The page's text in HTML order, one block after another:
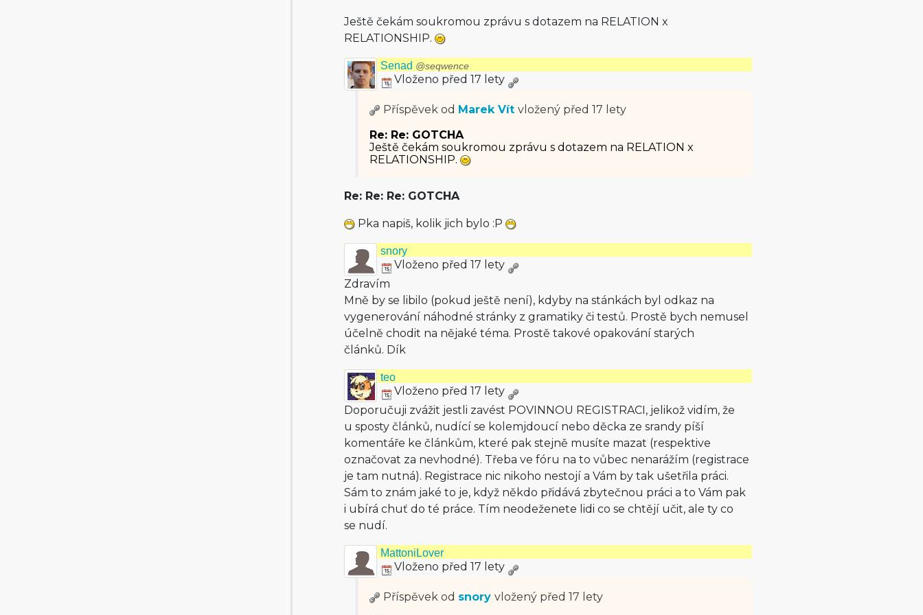
Ještě čekám soukromou zprávu s dotazem na RELATION x
RELATIONSHIP.
Senad @seqwence
Vloženo před 17 lety
Příspěvek od Marek Vít vložený před 17 lety
Re: Re: GOTCHA
Ještě čekám soukromou zprávu s dotazem na RELATION x
RELATIONSHIP.
Re: Re: Re: GOTCHA
Pka napiš, kolik jich bylo :P
snory
Vloženo před 17 lety
Zdravím
Mně by se libilo (pokud ještě není), kdyby na stánkách byl odkaz na
vygenerování náhodné stránky z gramatiky či testů. Prostě bych nemusel
účelně chodit na nějaké téma. Prostě takové opakování starých
článků. Dík
teo
Vloženo před 17 lety
Doporučuji zvážit jestli zavést POVINNOU REGISTRACI, jelikož vidím, že
u sposty článků, nudící se kolemjdoucí nebo děcka ze srandy píší
komentáře ke článkům, které pak stejně musíte mazat (respektive
označovat za nevhodné). Třeba ve fóru na to vůbec nenarážím (registrace
je tam nutná). Registrace nic nikoho nestojí a Vám by tak ušetřila práci.
Sám to znám jaké to je, když někdo přidává zbytečnou práci a to Vám pak
i ubírá chuť do té práce. Tím neodeženete lidi co se chtějí učit, ale ty co
se nudí.
MattoniLover
Vloženo před 17 lety
Příspěvek od snory vložený před 17 lety